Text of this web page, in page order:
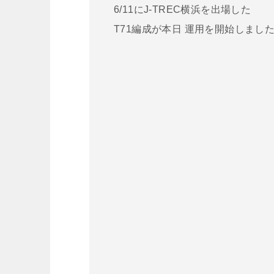
6/11にJ-TREC横浜を出場した
T71編成が本日 運用を開始しました